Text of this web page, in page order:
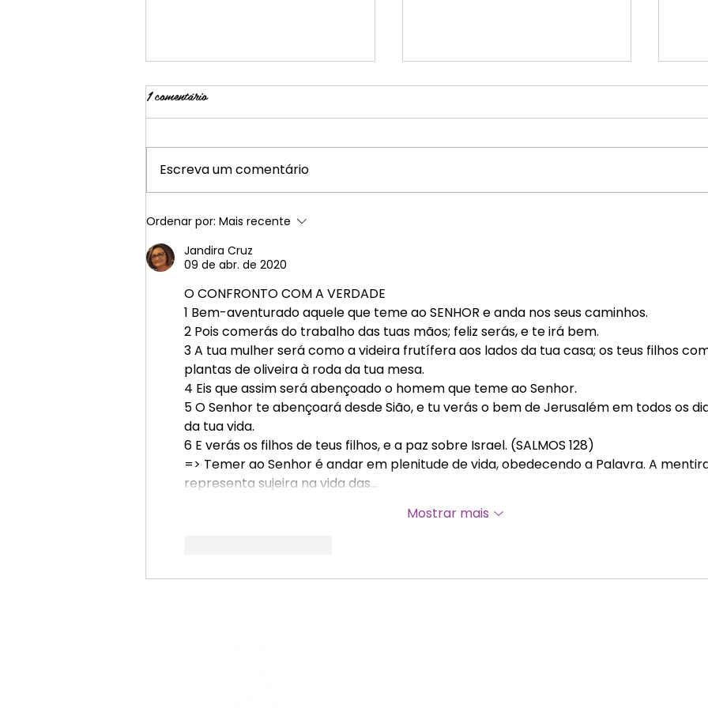
30/04 - Legado
1 comentário
Escreva um comentário
Ordenar por: Mais recente
Jandira Cruz
09 de abr. de 2020
O CONFRONTO COM A VERDADE
1 Bem-aventurado aquele que teme ao SENHOR e anda nos seus caminhos.
2 Pois comerás do trabalho das tuas mãos; feliz serás, e te irá bem.
3 A tua mulher será como a videira frutífera aos lados da tua casa; os teus filhos
plantas de oliveira à roda da tua mesa.
4 Eis que assim será abençoado o homem que teme ao Senhor.
5 O Senhor te abençoará desde Sião, e tu verás o bem de Jerusalém em todos os
da tua vida.
6 E verás os filhos de teus filhos, e a paz sobre Israel. (SALMOS 128)
=> Temer ao Senhor é andar em plenitude de vida, obedecendo a Palavra. A
representa sujeira na vida das…
Mostrar mais